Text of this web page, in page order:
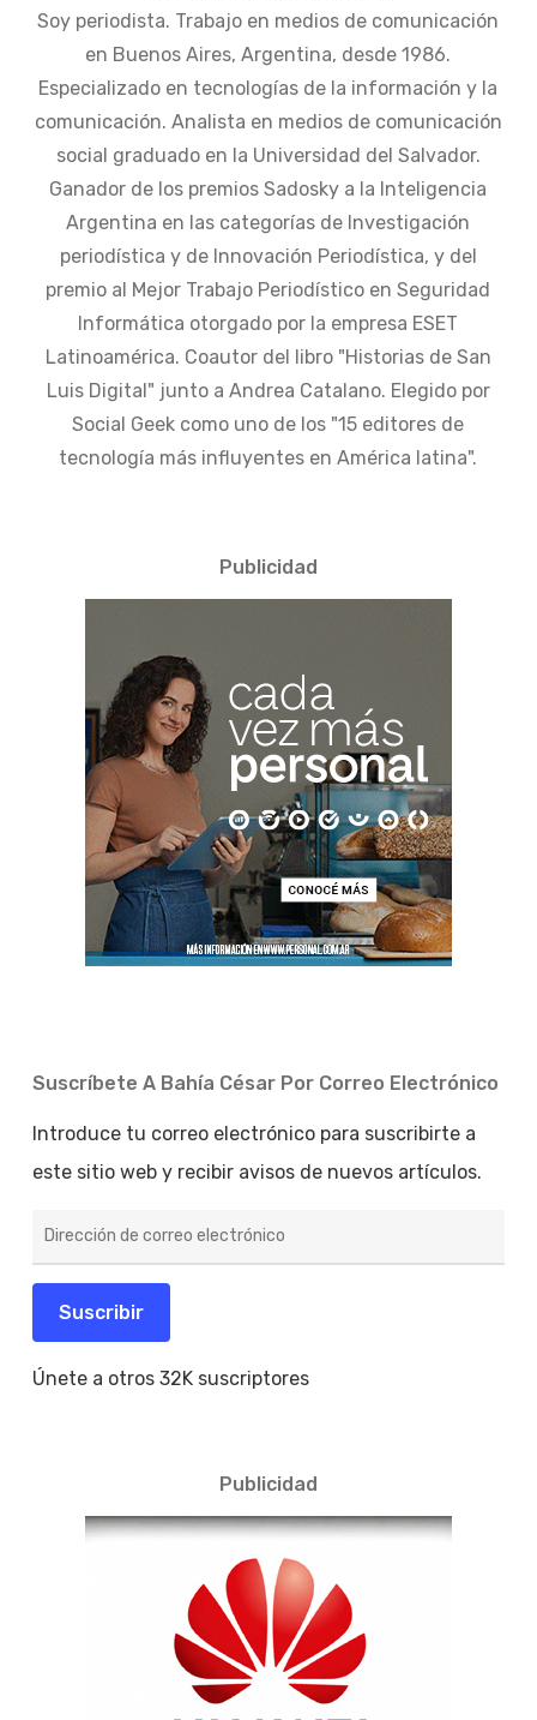
Soy periodista. Trabajo en medios de comunicación
en Buenos Aires, Argentina, desde 1986.
Especializado en tecnologías de la información y la
comunicación. Analista en medios de comunicación
social graduado en la Universidad del Salvador.
Ganador de los premios Sadosky a la Inteligencia
Argentina en las categorías de Investigación
periodística y de Innovación Periodística, y del
premio al Mejor Trabajo Periodístico en Seguridad
Informática otorgado por la empresa ESET
Latinoamérica. Coautor del libro "Historias de San
Luis Digital" junto a Andrea Catalano. Elegido por
Social Geek como uno de los "15 editores de
tecnología más influyentes en América latina".
Publicidad
Suscríbete A Bahía César Por Correo Electrónico
Introduce tu correo electrónico para suscribirte a
este sitio web y recibir avisos de nuevos artículos.
de
electrónico
Suscribir
Únete a otros 32K suscriptores
Publicidad